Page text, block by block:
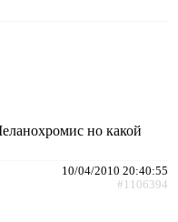
но какой
10/04/2010 20:40:55
#1106394